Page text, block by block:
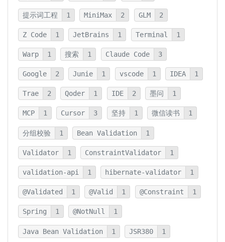
提示词工程 1 MiniMax 2 GLM 2
Z Code 1 JetBrains 1 Terminal 1
Warp 1 搜索 1 Claude Code 3
Google 2 Junie 1 vscode 1 IDEA 1
Trae 2 Qoder 1 IDE 2 墨问 1
MCP 1 Cursor 3 坚持 1 微信读书 1
分组校验 1 Bean Validation 1
Validator 1 ConstraintValidator 1
validation-api 1 hibernate-validator 1
@Validated 1 @Valid 1 @Constraint 1
Spring 1 @NotNull 1
Java Bean Validation 1 JSR380 1